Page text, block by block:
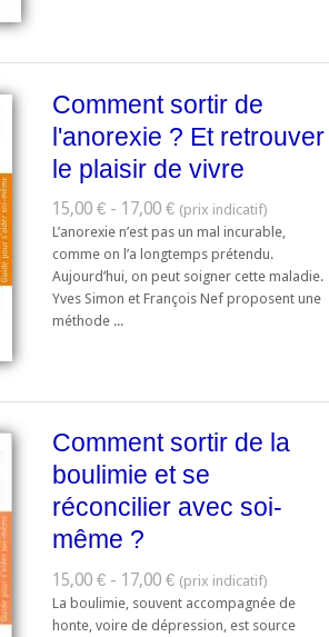
Comment sortir de
l'anorexie ? Et retrouver
le plaisir de vivre
15,00 € - 17,00 €
L’anorexie n’est pas un mal incurable,
comme on l’a longtemps prétendu.
Aujourd’hui, on peut soigner cette maladie.
Yves Simon et François Nef proposent une
méthode ...
Comment sortir de la
boulimie et se
réconcilier avec soi-
même ?
15,00 € - 17,00 €
La boulimie, souvent accompagnée de
honte, voire de dépression, est source